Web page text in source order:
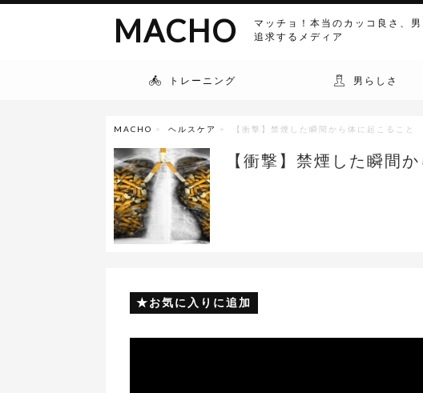
マッチョ！本当のカッコ良さ、
追求するメディア
MACHO
トレーニング 男らしさ
MACHO > ヘルスケア > 【衝撃】禁煙した瞬間から体に起こること
【衝撃】禁煙した瞬間
お気に入りに追加